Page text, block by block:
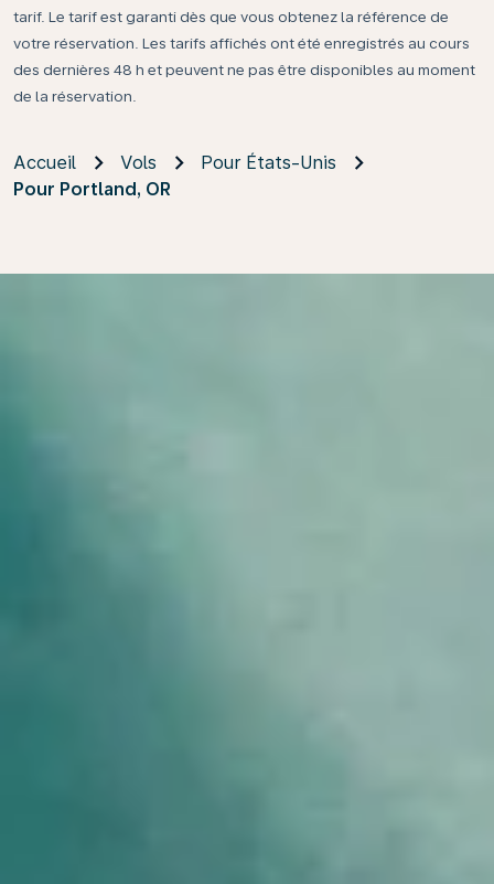
tarif. Le tarif est garanti dès que vous obtenez la référence de
votre réservation. Les tarifs affichés ont été enregistrés au cours
des dernières 48 h et peuvent ne pas être disponibles au moment
de la réservation.
Accueil Vols
Pour États-Unis
Pour Portland, OR